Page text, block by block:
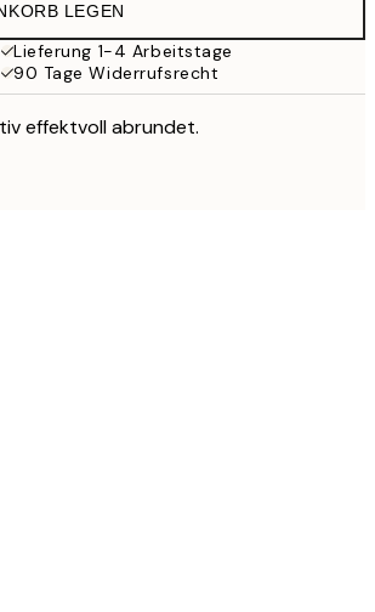
LEGEN
Lieferung 1-4 Arbeitstage
90 Tage Widerrufsrecht
effektvoll abrundet.